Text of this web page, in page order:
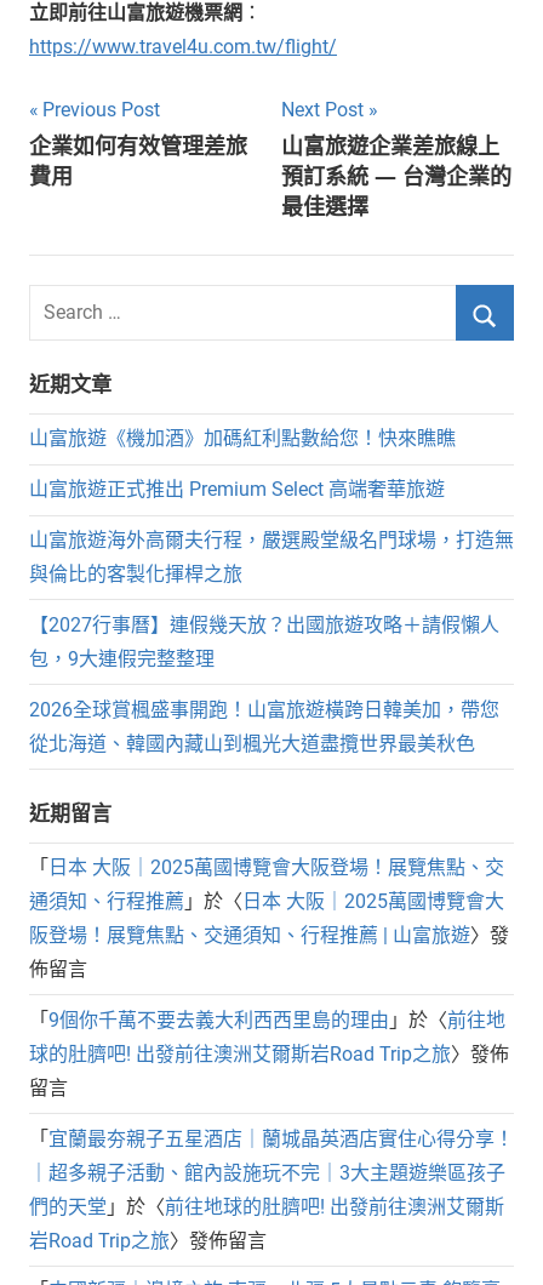
立即前往山富旅遊機票網 ：
https://www.travel4u.com.tw/flight/
文
章
覽
Previous Post
企業如何有效管理差旅
費用
Next Post
山富旅遊企業差旅線上
預訂系統 — 台灣企業的
最佳選擇
Search
for:
近期文章
山富旅遊《機加酒》加碼紅利點數給您！快來瞧瞧
山富旅遊正式推出 Premium Select 高端奢華旅遊
山富旅遊海外高爾夫行程，嚴選殿堂級名門球場，打造無
與倫比的客製化揮桿之旅
【2027行事曆】連假幾天放？出國旅遊攻略＋請假懶人
包，9大連假完整整理
2026全球賞楓盛事開跑！山富旅遊橫跨日韓美加，帶您
從北海道、韓國內藏山到楓光大道盡攬世界最美秋色
近期留言
「 日本 大阪｜2025萬國博覽會大阪登場！展覽焦點、交
通須知、行程推薦 」於〈 日本 大阪｜2025萬國博覽會大
阪登場！展覽焦點、交通須知、行程推薦 | 山富旅遊〉發
佈留言
「 9個你千萬不要去義大利西西里島的理由 」於〈前往地
球的肚臍吧! 出發前往澳洲艾爾斯岩Road Trip之旅〉發佈
留言
「 宜蘭最夯親子五星酒店｜蘭城晶英酒店實住心得分享！
｜超多親子活動、館內設施玩不完｜3大主題遊樂區孩子
們的天堂 」於〈前往地球的肚臍吧! 出發前往澳洲艾爾斯
岩Road Trip之旅〉發佈留言